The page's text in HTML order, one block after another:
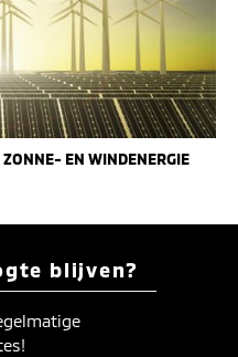
EN WINDENERGIE
blijven?